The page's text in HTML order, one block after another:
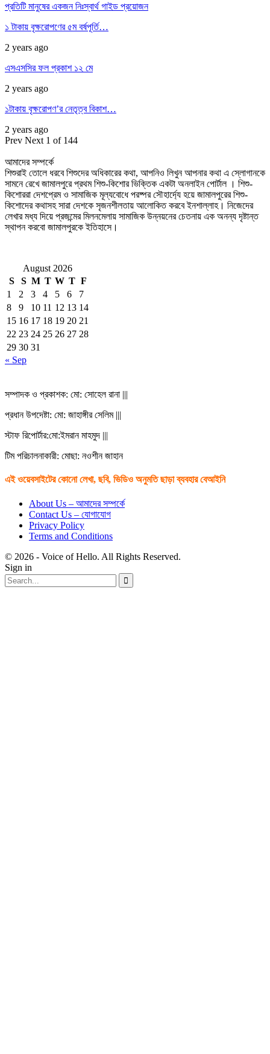
প্রতিটি মানুষের একজন নিঃস্বার্থ গাইড প্রয়োজন
১ টাকায় বৃক্ষরোপণের ৫ম বর্ষপূর্তি…
2 years ago
এসএসসির ফল প্রকাশ ১২ মে
2 years ago
১টাকায় বৃক্ষরোপণ’র নেতৃত্ব বিকাশ…
2 years ago
Prev Next 1 of 144
আমাদের সম্পর্কে
শিশুরাই তোলে ধরবে শিশুদের অধিকারের কথা, আপনিও লিখুন আপনার কথা এ স্লোগানকে
সামনে রেখে জামালপুরে প্রথম শিশু-কিশোর ভিক্তিক একটা অনলাইন পোর্টাল । শিশু-
কিশোররা দেশপ্রেম ও সামাজিক মূল্যবোধে পরষ্পর সৌহার্দ্যে হয়ে জামালপুরের শিশু-
কিশোদের কথাসহ সারা দেশকে সৃজনশীলতায় আলোকিত করবে ইনশাল্লাহ। নিজেদের
লেখার মধ্য দিয়ে প্রজন্মের মিলনমেলায় সামাজিক উন্নয়নের চেতনায় এক অনন্য দৃষ্টান্ত
স্থাপন করবো জামালপুরকে ইতিহাসে।
August 2026
S
S M T W T F
1
2 3 4 5 6
7
8
9 10 11 12 13 14
15 16 17 18 19 20 21
22 23 24 25 26 27 28
29 30 31
« Sep
সম্পাদক ও প্রকাশক: মো: সোহেল রানা |||
প্রধান উপদেষ্টা: মো: জাহাঙ্গীর সেলিম |||
স্টাফ রিপোর্টার:মো:ইমরান মাহমুদ |||
টিম পরিচালনাকারী: মোছা: নওশীন জাহান
এই ওয়েবসাইটের কোনো লেখা, ছবি, ভিডিও অনুমতি ছাড়া ব্যবহার বেআইনি
About Us – আমাদের সম্পর্কে
Contact Us – যোগাযোগ
Privacy Policy
Terms and Conditions
© 2026 - Voice of Hello. All Rights Reserved.
Sign in